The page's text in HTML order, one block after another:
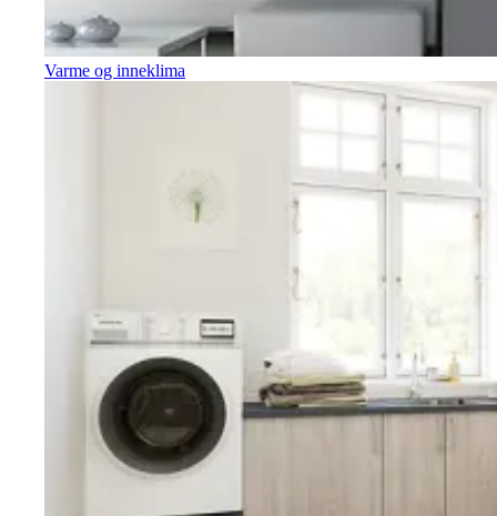
Varme og inneklima